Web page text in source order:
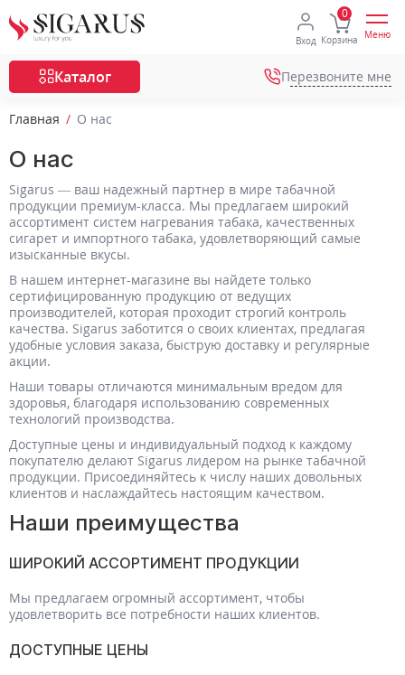
Вход Корзина Меню
Каталог Перезвоните мне
Главная О нас
О нас
Sigarus — ваш надежный партнер в мире табачной
продукции премиум-класса. Мы предлагаем широкий
ассортимент систем нагревания табака, качественных
сигарет и импортного табака, удовлетворяющий самые
изысканные вкусы.
В нашем интернет-магазине вы найдете только
сертифицированную продукцию от ведущих
производителей, которая проходит строгий контроль
качества. Sigarus заботится о своих клиентах, предлагая
удобные условия заказа, быструю доставку и регулярные
акции.
Наши товары отличаются минимальным вредом для
здоровья, благодаря использованию современных
технологий производства.
Доступные цены и индивидуальный подход к каждому
покупателю делают Sigarus лидером на рынке табачной
продукции. Присоединяйтесь к числу наших довольных
клиентов и наслаждайтесь настоящим качеством.
Наши преимущества
ШИРОКИЙ АССОРТИМЕНТ ПРОДУКЦИИ
Мы предлагаем огромный ассортимент, чтобы
удовлетворить все потребности наших клиентов.
ДОСТУПНЫЕ ЦЕНЫ